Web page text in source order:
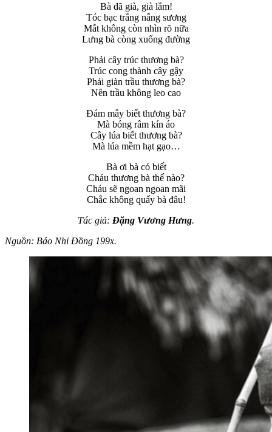
Bà đã già, già lắm!
Tóc bạc trắng nắng sương
Mắt không còn nhìn rõ nữa
Lưng bà còng xuống đường
Phải cây trúc thương bà?
Trúc cong thành cây gậy
Phải giàn trầu thương bà?
Nên trầu không leo cao
Đám mây biết thương bà?
Mà bóng râm kín áo
Cây lúa biết thương bà?
Mà lúa mềm hạt gạo…
Bà ơi bà có biết
Cháu thương bà thế nào?
Cháu sẽ ngoan ngoan mãi
Chắc không quấy bà đâu!
Tác giả: Đặng Vương Hưng.
Nguồn: Báo Nhi Đồng 199x.